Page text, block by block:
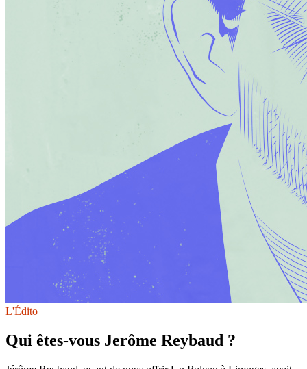
L'Édito
Qui êtes-vous Jerôme Reybaud ?